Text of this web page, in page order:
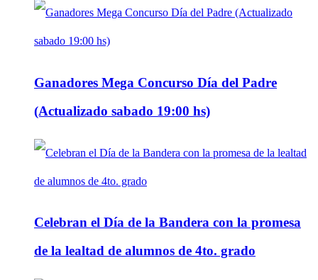
Ganadores Mega Concurso Día del Padre
(Actualizado sabado 19:00 hs)
Celebran el Día de la Bandera con la promesa
de la lealtad de alumnos de 4to. grado